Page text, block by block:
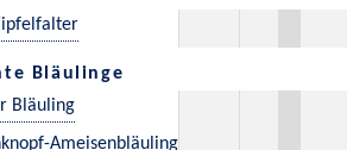
Bläulinge
Bläuling
Ameisenbläuling